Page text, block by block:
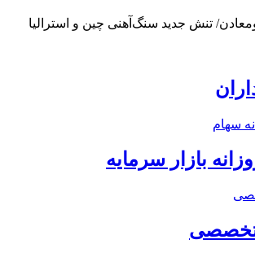
تنش جدید سنگ‌آهنی چین و استرالیا
بازار سرمایه
تخصصی